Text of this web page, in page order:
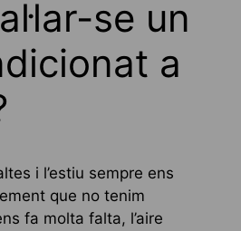
se un
a
i l’estiu sempre ens
que no tenim
fa molta falta, l’aire